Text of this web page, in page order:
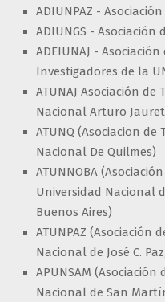
ADIUNPAZ -
ADIUNGS - Asociación
ADEIUNAJ -
Investigadores de la
ATUNAJ Asociación
Nacional Arturo
ATUNQ (Asociacion
Nacional De Quilmes)
ATUNNOBA
Universidad Nacional
Buenos Aires)
ATUNPAZ (Asociación
Nacional de José C.
APUNSAM
Nacional de San